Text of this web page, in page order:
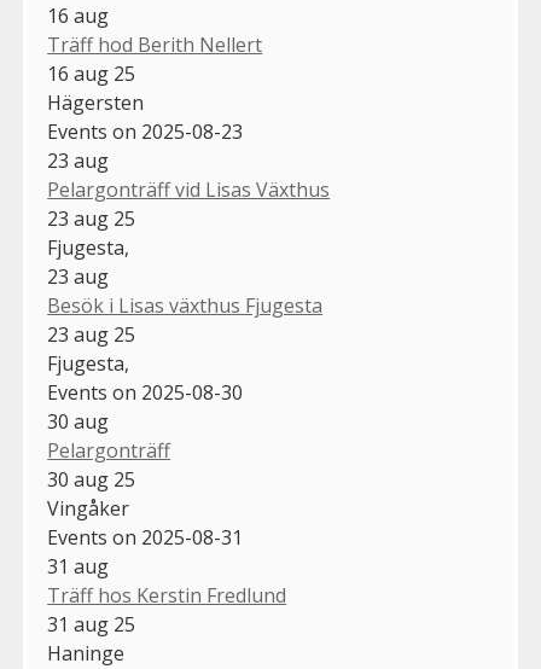
16 aug
Träff hod Berith Nellert
16 aug 25
Hägersten
Events on 2025-08-23
23 aug
Pelargonträff vid Lisas Växthus
23 aug 25
Fjugesta,
23 aug
Besök i Lisas växthus Fjugesta
23 aug 25
Fjugesta,
Events on 2025-08-30
30 aug
Pelargonträff
30 aug 25
Vingåker
Events on 2025-08-31
31 aug
Träff hos Kerstin Fredlund
31 aug 25
Haninge